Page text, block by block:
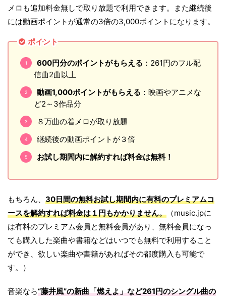
メロも追加料金無しで取り放題で利用できます。また継続後
には動画ポイントが通常の3倍の3,000ポイントになります。
ポイント
600円分のポイントがもらえる ：261円のフル配
信曲2曲以上
動画1,000ポイントがもらえる ：映画やアニメな
ど2～3作品分
８万曲の着メロが取り放題
継続後の動画ポイントが３倍
お試し期間内に解約すれば料金は無料！
もちろん、 30日間の無料お試し期間内に有料のプレミアムコ
ースを解約すれば料金は１円もかかりません。 （music.jpに
は有料のプレミアム会員と無料会員があり、無料会員になっ
ても購入した楽曲や書籍などはいつでも無料で利用すること
ができ、欲しい楽曲や書籍があればその都度購入も可能で
す。）
音楽なら“藤井風”の新曲「燃えよ」など261円のシングル曲の